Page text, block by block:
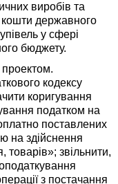
виробів та
кошти державного
у сфері
бюджету.
кодексу
коригування
податком на
поставлених
на здійснення
товарів»; звільнити,
з постачання